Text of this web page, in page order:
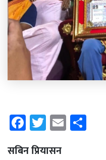
Facebook
Twitter
Email
सबिन प्रियासन